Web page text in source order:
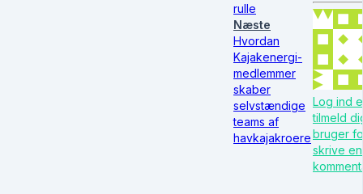
rulle
Næste
Hvordan
Kajakenergi-
medlemmer
skaber
selvstændige
teams af
havkajakroere
Log ind
tilmeld
bruger
skrive en